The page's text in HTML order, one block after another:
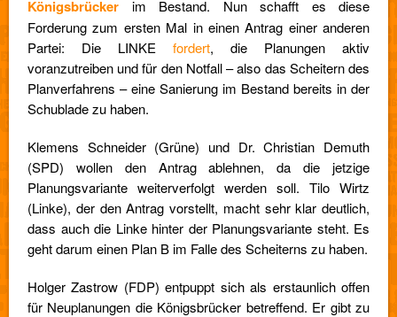
Königsbrücker im Bestand. Nun schafft es diese
Forderung zum ersten Mal in einen Antrag einer anderen
Partei: Die LINKE fordert, die Planungen aktiv
voranzutreiben und für den Notfall – also das Scheitern des
Planverfahrens – eine Sanierung im Bestand bereits in der
Schublade zu haben.
Klemens Schneider (Grüne) und Dr. Christian Demuth
(SPD) wollen den Antrag ablehnen, da die jetzige
Planungsvariante weiterverfolgt werden soll. Tilo Wirtz
(Linke), der den Antrag vorstellt, macht sehr klar deutlich,
dass auch die Linke hinter der Planungsvariante steht. Es
geht darum einen Plan B im Falle des Scheiterns zu haben.
Holger Zastrow (FDP) entpuppt sich als erstaunlich offen
für Neuplanungen die Königsbrücker betreffend. Er gibt zu